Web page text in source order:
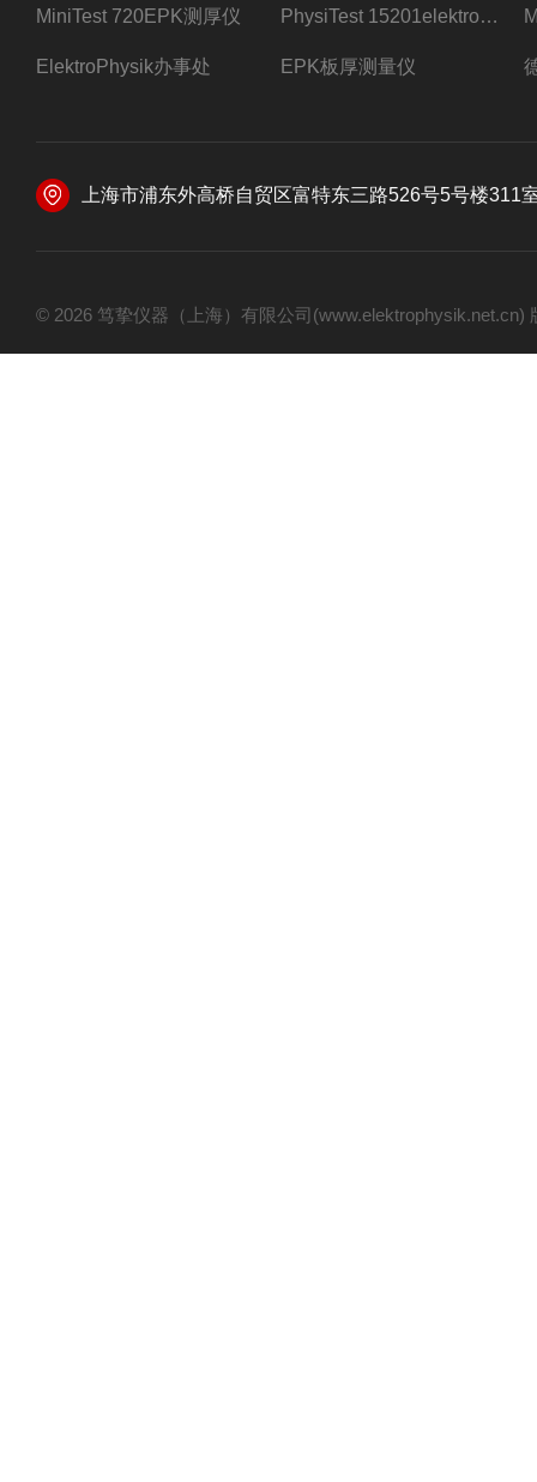
MiniTest 720EPK测厚仪 PhysiTest 15201elektrophysik测厚仪
ElektroPhysik办事处 EPK板厚测量仪
上海市浦东外高桥自贸区富特东三路526号5号楼311
© 2026 笃挚仪器（上海）有限公司